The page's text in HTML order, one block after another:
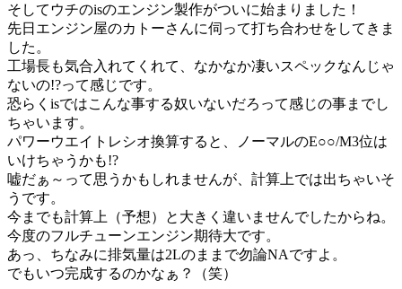
そしてウチのisのエンジン製作がついに始まりました！
先日エンジン屋のカトーさんに伺って打ち合わせをしてきま
した。
工場長も気合入れてくれて、なかなか凄いスペックなんじゃ
ないの!?って感じです。
恐らくisではこんな事する奴いないだろって感じの事までし
ちゃいます。
パワーウエイトレシオ換算すると、ノーマルのE○○/M3位は
いけちゃうかも!?
嘘だぁ～って思うかもしれませんが、計算上では出ちゃいそ
うです。
今までも計算上（予想）と大きく違いませんでしたからね。
今度のフルチューンエンジン期待大です。
あっ、ちなみに排気量は2Lのままで勿論NAですよ。
でもいつ完成するのかなぁ？（笑）